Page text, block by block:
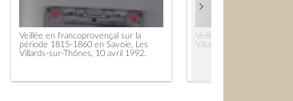
Veillée en francoprovençal sur la
période 1815-1860 en Savoie, Les
Villards-sur-Thônes, 10 avril 1992.
Veillée autour de
Villards-sur-Thônes -